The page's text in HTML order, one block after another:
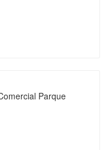
Parque